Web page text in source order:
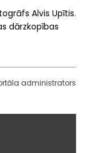
Alvis Upītis.
dārzkopības
administrators